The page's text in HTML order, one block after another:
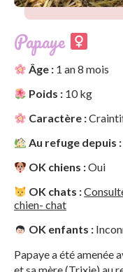
Papaye
Âge : 1 an 8 mois
Poids : 10 kg
Caractère :
Au refuge depuis :
OK chiens :Oui
OK chats :
chien- chat
OK enfants :
Papaye a été amenée